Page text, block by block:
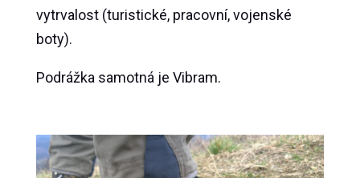
vytrvalost (turistické, pracovní, vojenské
boty).
Podrážka samotná je Vibram.